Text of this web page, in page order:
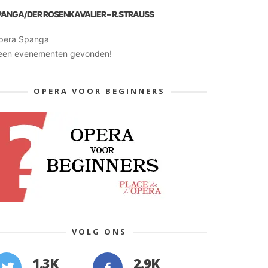
DER ROSENKAVALIER – R.STRAUSS
Spanga
evenementen gevonden!
OPERA VOOR BEGINNERS
VOLG ONS
1.3K